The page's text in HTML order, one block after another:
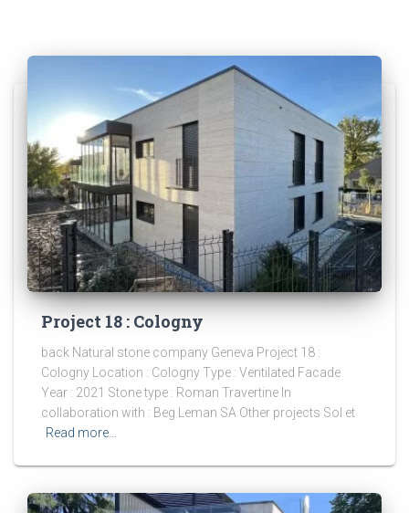
Project 18 : Cologny
back Natural stone company Geneva Project 18 :
Cologny Location : Cologny Type : Ventilated Facade
Year : 2021 Stone type : Roman Travertine In
collaboration with : Beg Leman SA Other projects Sol et
Read more…